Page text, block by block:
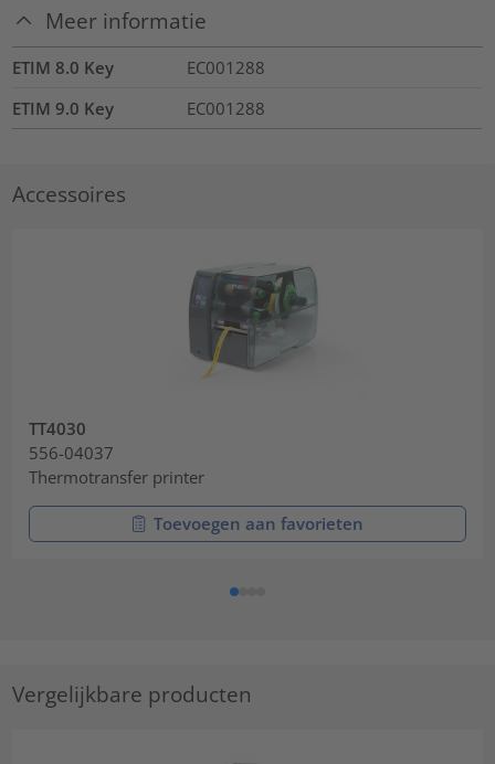
Meer informatie
ETIM 8.0 Key
EC001288
ETIM 9.0 Key
EC001288
Accessoires
TT4030
556-04037
Thermotransfer printer
Toevoegen aan favorieten
Vergelijkbare producten